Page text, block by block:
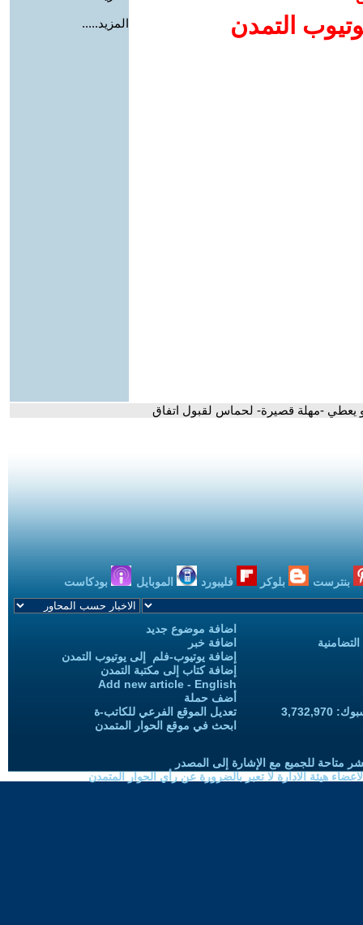
التمدن
المزيد.....
يعطي -مهلة قصيرة- لحماس لقبول اتفاق
بنترست بلوكر فليبورد الموبايل بودكاست
اضافة موضوع جديد
اضافة خبر
إضافة يوتيوب-فلم إلى يوتيوب التمدن
إضافة كتاب إلى مكتبة التمدن
Add new article - English
أضف حملة
تعديل الموقع الفرعي للكاتب-ة
ابحث في موقع الحوار المتمدن
متاحة للجميع مع الإشارة إلى المصدر
هيئة الادارة لا تعبر بالضرورة عن رأي الحوار المتمدن